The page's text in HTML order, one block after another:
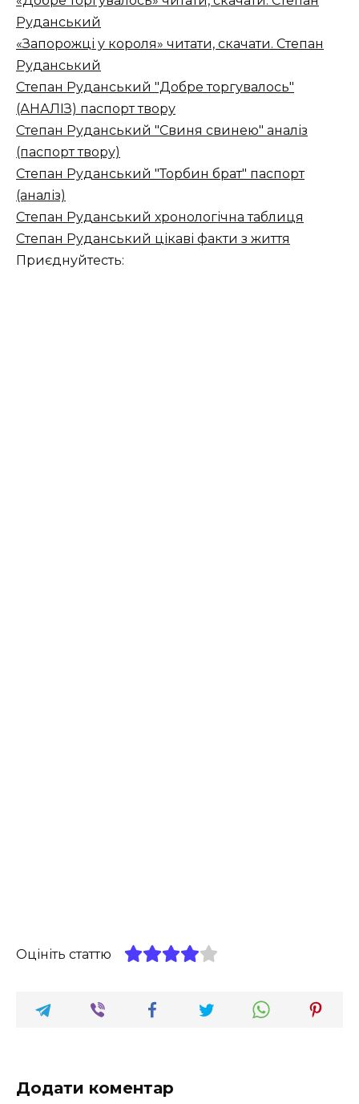
Руданський
«Запорожці у короля» читати, скачати. Степан
Руданський
Степан Руданський "Добре торгувалось"
(АНАЛІЗ) паспорт твору
Степан Руданський "Свиня свинею" аналіз
(паспорт твору)
Степан Руданський "Торбин брат" паспорт
(аналіз)
Степан Руданський хронологічна таблиця
Степан Руданський цікаві факти з життя
Приєднуйтесть:
Оцініть статтю
Додати коментар